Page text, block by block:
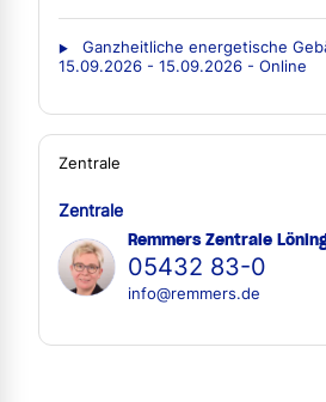
Ganzheitliche energetische
15.09.2026 - 15.09.2026 - Online
Zentrale
Zentrale
Remmers Zentrale
05432 83-0
info@remmers.de